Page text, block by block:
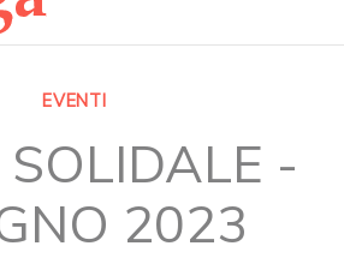
EVENTI
-
2023